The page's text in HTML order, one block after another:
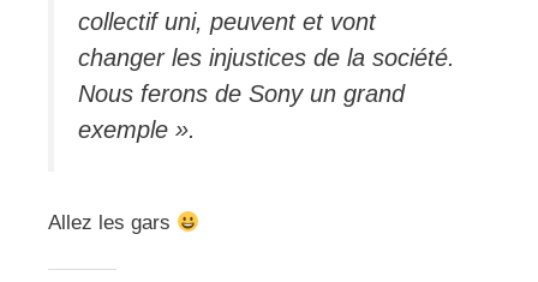
collectif uni, peuvent et vont
changer les injustices de la société.
Nous ferons de Sony un grand
exemple ».
Allez les gars